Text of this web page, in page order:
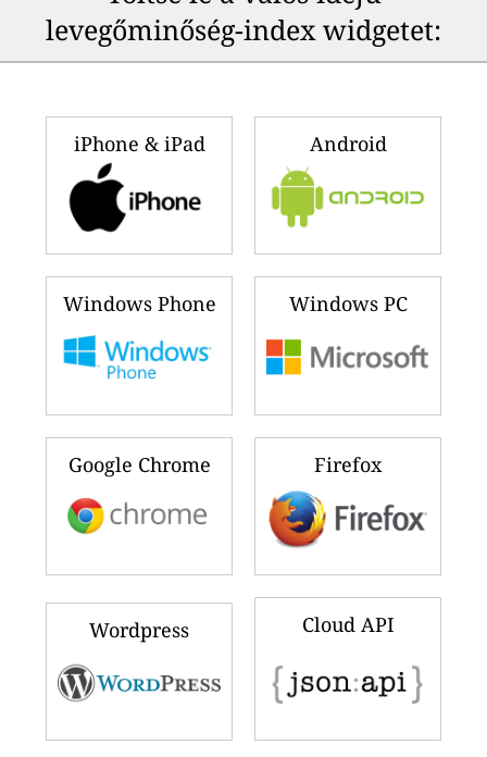
levegőminőség-index widgetet:
iPhone & iPad Android
Windows Phone Windows PC
Google Chrome Firefox
Wordpress Cloud API